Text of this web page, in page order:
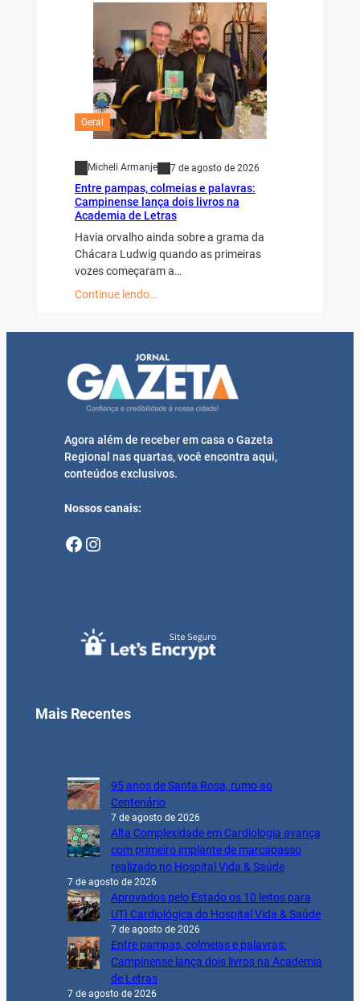
Geral
Micheli Armanje 7 de agosto de 2026
Entre pampas, colmeias e palavras:
Campinense lança dois livros na
Academia de Letras
Havia orvalho ainda sobre a grama da
Chácara Ludwig quando as primeiras
vozes começaram a…
Continue lendo…
Agora além de receber em casa o Gazeta
Regional nas quartas, você encontra aqui,
conteúdos exclusivos.
Nossos canais:
Facebook Instagram
Mais Recentes
95 anos de Santa Rosa, rumo ao
Centenário
7 de agosto de 2026
Alta Complexidade em Cardiologia avança
com primeiro implante de marcapasso
realizado no Hospital Vida & Saúde
7 de agosto de 2026
Aprovados pelo Estado os 10 leitos para
UTI Cardiológica do Hospital Vida & Saúde
7 de agosto de 2026
Entre pampas, colmeias e palavras:
Campinense lança dois livros na Academia
de Letras
7 de agosto de 2026